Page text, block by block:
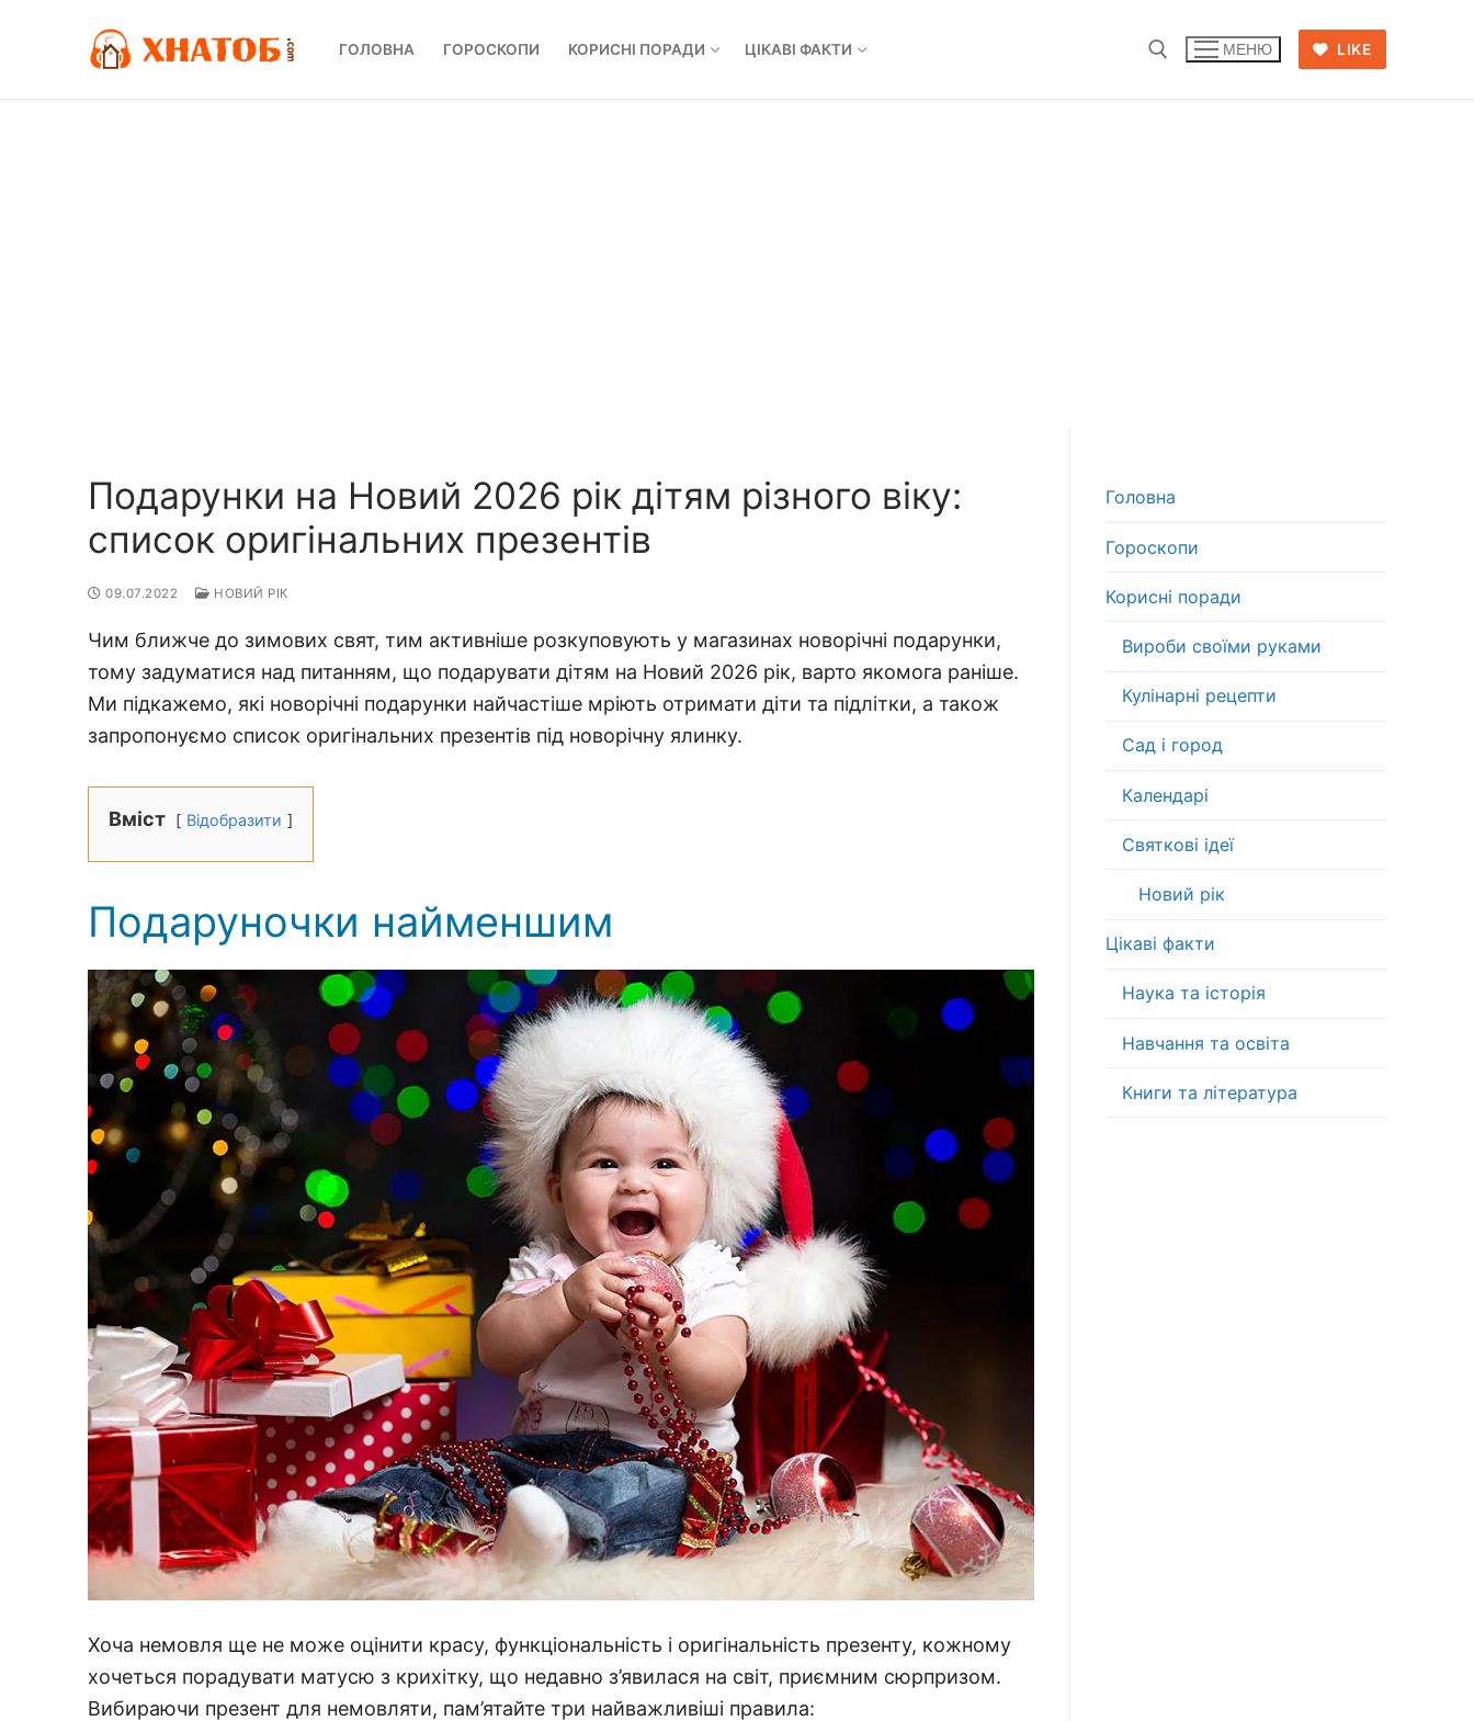
ГОЛОВНА ГОРОСКОПИ КОРИСНІ ПОРАДИ ЦІКАВІ ФАКТИ МЕНЮ LIKE
Подарунки на Новий 2026 рік дітям різного віку:
список оригінальних презентів
09.07.2022 НОВИЙ РІК
Чим ближче до зимових свят, тим активніше розкуповують у магазинах новорічні подарунки,
тому задуматися над питанням, що подарувати дітям на Новий 2026 рік, варто якомога раніше.
Ми підкажемо, які новорічні подарунки найчастіше мріють отримати діти та підлітки, а також
запропонуємо список оригінальних презентів під новорічну ялинку.
Вміст Відобразити
Подаруночки найменшим
Хоча немовля ще не може оцінити красу, функціональність і оригінальність презенту, кожному
хочеться порадувати матусю з крихітку, що недавно з’явилася на світ, приємним сюрпризом.
Вибираючи презент для немовляти, пам’ятайте три найважливіші правила:
Головна
Гороскопи
Корисні поради
Вироби своїми руками
Кулінарні рецепти
Сад і город
Календарі
Святкові ідеї
Новий рік
Цікаві факти
Наука та історія
Навчання та освіта
Книги та література